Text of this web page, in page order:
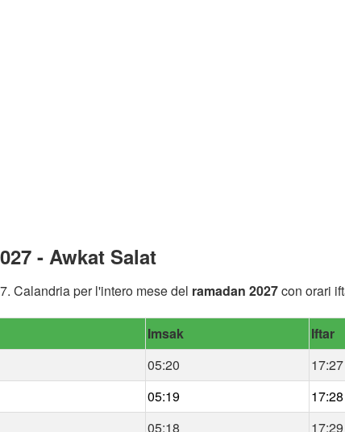
- Awkat Salat
Calandria per l'intero mese del ramadan 2027con orari
Imsak
Iftar
05:20
17:27
05:19
17:28
05:18 17:29